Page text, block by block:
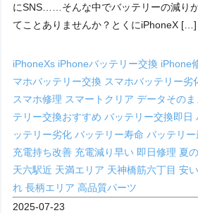
にSNS……そんな中でバッテリーの減り
てことありませんか？とくにiPhoneX […]
iPhoneXs iPhoneバッテリー交換 iPhone
マホバッテリー交換 スマホバッテリー劣
スマホ修理 スマートクリアデータその
テリー交換おすすめバッテリー交換即日
ッテリー劣化バッテリー寿命バッテリ
充電持ち改善 充電減り早い 即日修理 夏
天六駅近 天満エリア 天神橋筋六丁目安
れ長柄エリア高品質パーツ
2025-07-23